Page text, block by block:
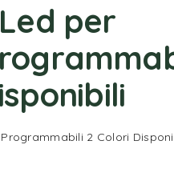
per
2 Colori